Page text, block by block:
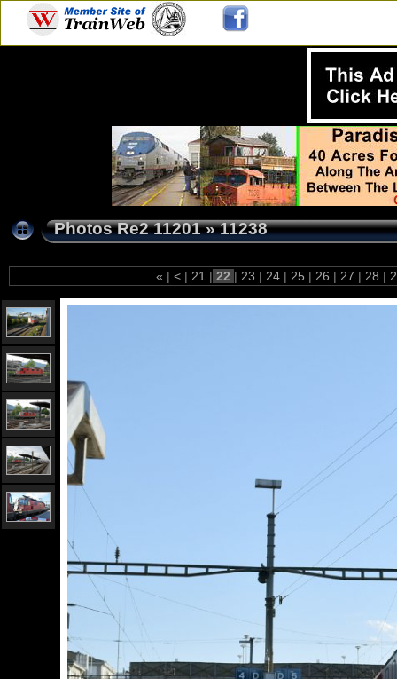
Photos Re2 11201»11238
« | < | 21 | 22 | 23 | 24 | 25 | 26 | 27 | 28 |